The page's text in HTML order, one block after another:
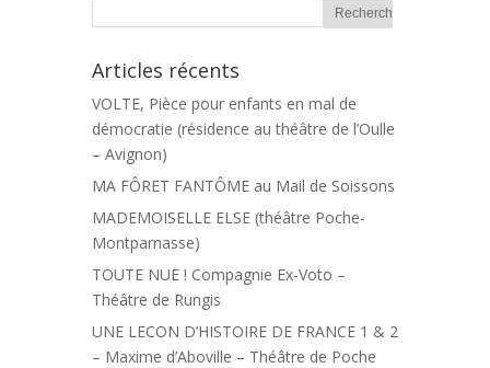
Articles récents
VOLTE, Pièce pour enfants en mal de
démocratie (résidence au théâtre de l’Oulle
– Avignon)
MA FÔRET FANTÔME au Mail de Soissons
MADEMOISELLE ELSE (théâtre Poche-
Montparnasse)
TOUTE NUE ! Compagnie Ex-Voto –
Théâtre de Rungis
UNE LECON D’HISTOIRE DE FRANCE 1 & 2
– Maxime d’Aboville – Théâtre de Poche